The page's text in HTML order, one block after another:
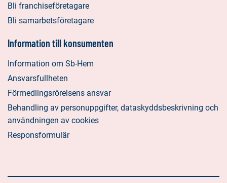
Bli franchiseföretagare
Bli samarbetsföretagare
Information till konsumenten
Information om Sb-Hem
Ansvarsfullheten
Förmedlingsrörelsens ansvar
Behandling av personuppgifter, dataskyddsbeskrivning och
användningen av cookies
Responsformulär